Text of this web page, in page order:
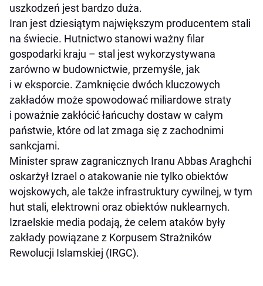
uszkodzeń jest bardzo duża.
Iran jest dziesiątym największym producentem stali
na świecie. Hutnictwo stanowi ważny filar
gospodarki kraju – stal jest wykorzystywana
zarówno w budownictwie, przemyśle, jak
i w eksporcie. Zamknięcie dwóch kluczowych
zakładów może spowodować miliardowe straty
i poważnie zakłócić łańcuchy dostaw w całym
państwie, które od lat zmaga się z zachodnimi
sankcjami.
Minister spraw zagranicznych Iranu Abbas Araghchi
oskarżył Izrael o atakowanie nie tylko obiektów
wojskowych, ale także infrastruktury cywilnej, w tym
hut stali, elektrowni oraz obiektów nuklearnych.
Izraelskie media podają, że celem ataków były
zakłady powiązane z Korpusem Strażników
Rewolucji Islamskiej (IRGC).